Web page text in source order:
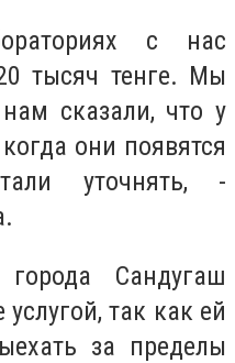
с нас
тысяч тенге. Мы
сказали, что у
они появятся
уточнять, -
Сандугаш
так как ей
за пределы